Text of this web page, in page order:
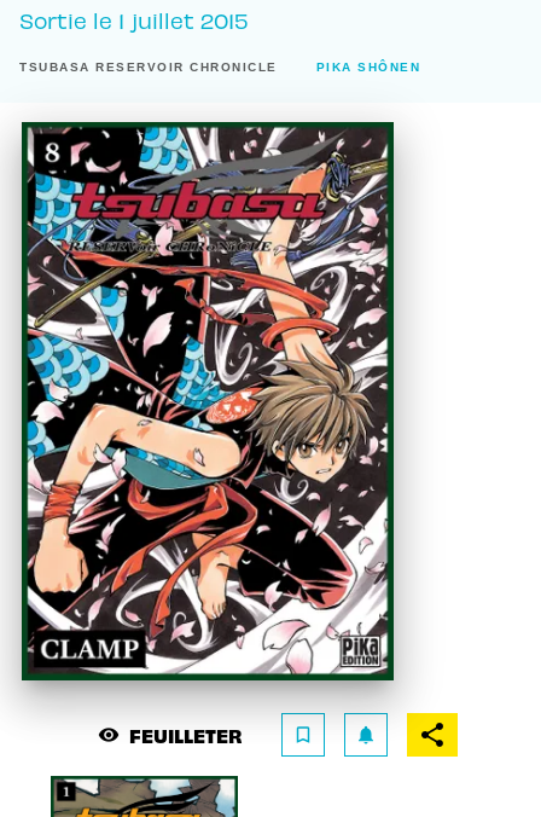
Sortie le 1 juillet 2015
TSUBASA RESERVOIR CHRONICLE PIKA SHÔNEN
visibility FEUILLETER bookmark_border notifications